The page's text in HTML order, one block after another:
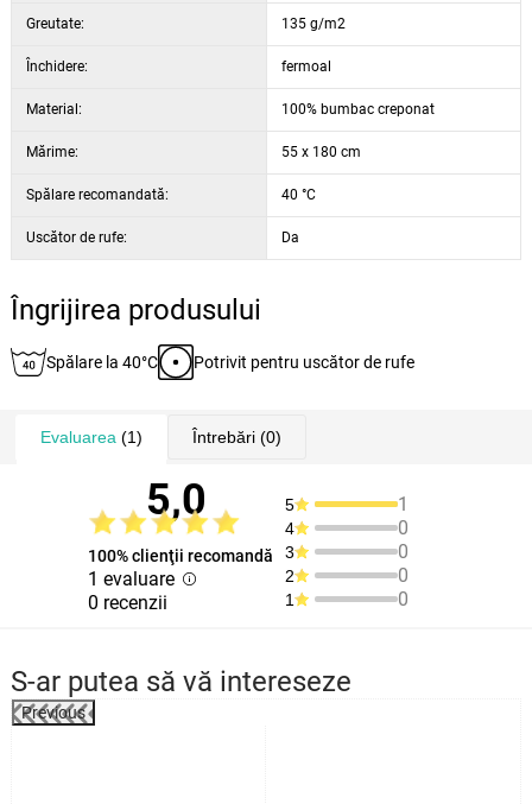
Greutate: 135 g/m2
Închidere: fermoal
Material: 100% bumbac creponat
Mărime: 55 x 180 cm
Spălare recomandată: 40 °C
Uscător de rufe: Da
Îngrijirea produsului
Spălare la 40°C Potrivit pentru uscător de rufe
Evaluarea (1) Întrebări(0)
5,0
100% clienţii recomandă
1 evaluare
0 recenzii
5 1
4 0
3 0
2 0
1 0
S-ar putea să vă intereseze
Previous